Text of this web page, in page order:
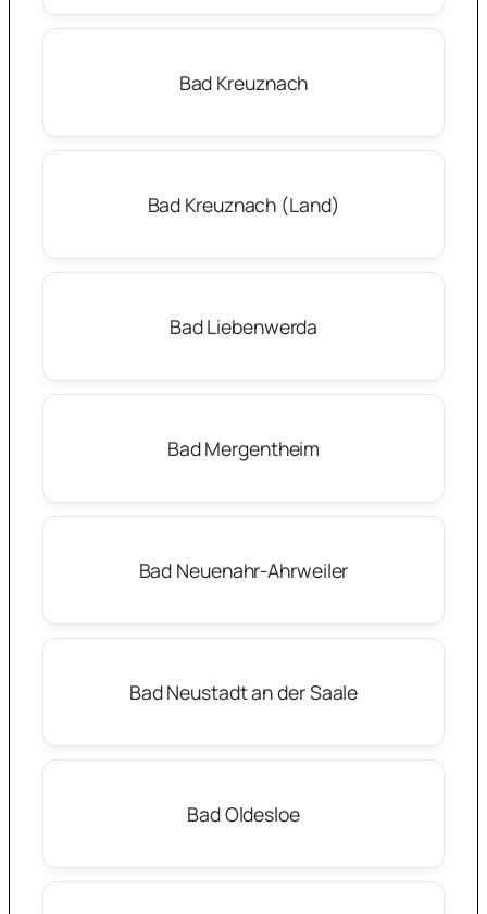
Bad Kreuznach
Bad Kreuznach (Land)
Bad Liebenwerda
Bad Mergentheim
Bad Neuenahr-Ahrweiler
Bad Neustadt an der Saale
Bad Oldesloe